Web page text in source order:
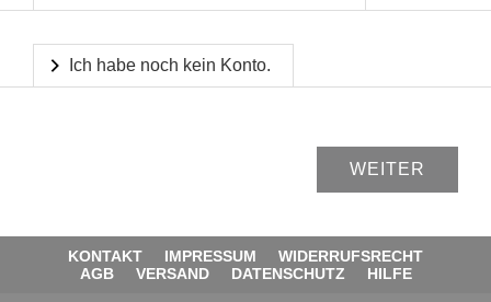
Ich habe noch kein Konto.
KONTAKT IMPRESSUM
WIDERRUFSRECHT
AGB
VERSAND DATENSCHUTZ HILFE